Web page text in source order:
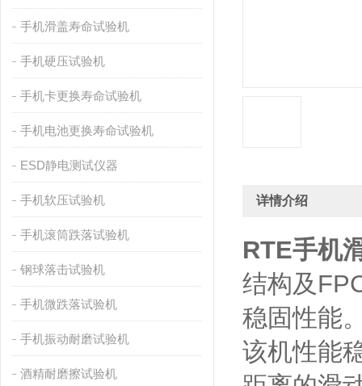
手机滑盖寿命试验机
手机硬压试验机
手机卡更换寿命试验机
手机电池更换寿命试验机
ESD静电测试仪器
手机软压试验机
手机滚筒跌落试验机
钢球落击试验机
手机微跌落试验机
手机振动耐磨试验机
酒精耐磨擦试验机
详情介绍
RTE手机
结构及
稳固性能
该机性能